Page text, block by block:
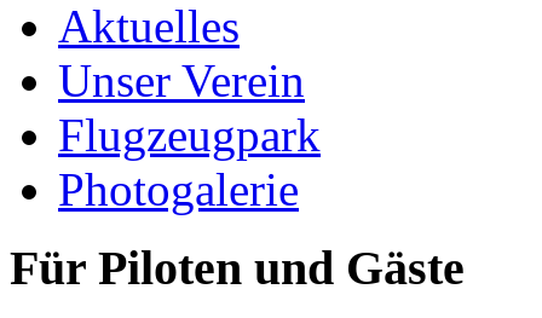
Aktuelles
Unser Verein
Flugzeugpark
Photogalerie
Für Piloten und Gäste